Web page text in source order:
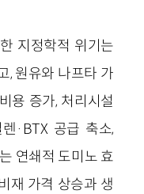
지정학적 위기는
, 원유와 나프타 가
용 증가, 처리시설
·BTX 공급 축소,
연쇄적 도미노 효
재 가격 상승과 생